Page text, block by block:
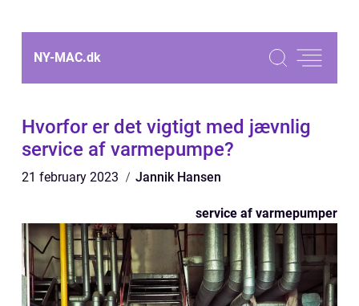
NY-MAC.dk
Hvorfor er det vigtigt med jævnlig
service af varmepumpe?
21 february 2023 Jannik Hansen
service af varmepumper